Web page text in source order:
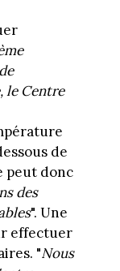
le Centre
de
peut donc
des
". Une
effectuer
"Nous